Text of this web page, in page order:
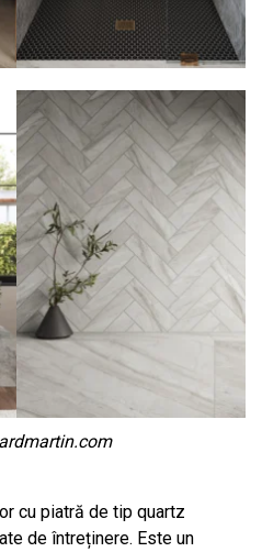
cu piatră de tip quartz
de întreținere. Este un